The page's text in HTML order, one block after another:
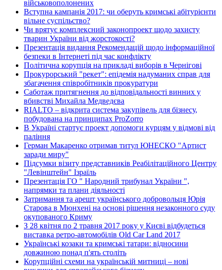
військовополонених
Вступна кампанія 2017: чи оберуть кримські абітурієнти
вільне суспільство?
Чи врятує комплексний законопроект щодо захисту
тварин України від жорстокості?
Презентація видання Рекомендацій щодо інформаційної
безпеки в Інтернеті під час конфлікту
Політична корупція на прикладі виборів в Чернігові
Прокурорський "рекет": епідемія надуманих справ для
збагачення співробітників прокуратури
Саботаж притягнення до відповідальності винних у
вбивстві Михайла Медведєва
RIALTO – відкрита система закупівель для бізнесу,
побудована на принципах ProZorro
В Україні стартує проект допомоги курцям у відмові від
паління
Герман Макаренко отримав титул ЮНЕСКО "Артист
заради миру"
Підсумки візиту представників Реабілітаційного Центру
"Левінштейн" Ізраїль
Презентація ГО " Народний трибунал України ",
напрямки та плани діяльності
Затримання та арешт українського добровольця Юрія
Старова в Мюнхені на основі рішення незаконного суду
окупованого Криму
З 28 квітня по 2 травня 2017 року у Києві відбудеться
виставка ретро-автомобілів Old Car Land 2017
Українські козаки та кримські татари: відносини
довжиною понад п'ять століть
Корупційні схеми на українській митниці – нові